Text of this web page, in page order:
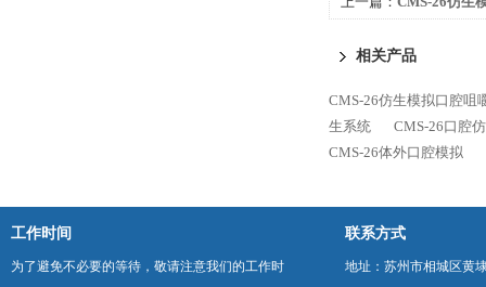
相关产品
CMS-26仿生模拟口腔咀
生系统
CMS-26口腔
CMS-26体外口腔模拟
工作时间
为了避免不必要的等待，敬请注意我们的工作时
联系方式
地址：苏州市相城区黄